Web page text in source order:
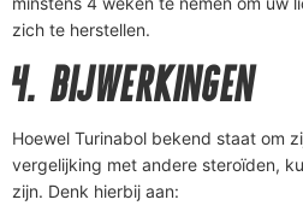
zich te herstellen.
4. BIJWERKINGEN
Hoewel Turinabol bekend staat om
vergelijking met andere steroïden,
zijn. Denk hierbij aan: